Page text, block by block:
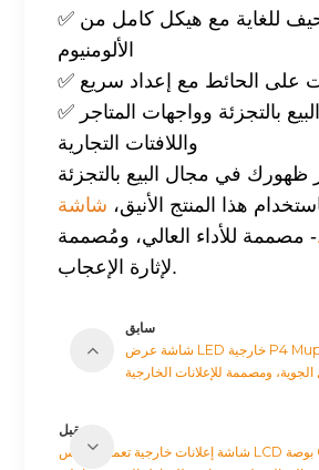
✅ تصميم نحيف للغاية مع هيكل كامل من
الألومنيوم
على الحائط مع إعداد سريع
✅ مثالي لعروض البيع بالتجزئة وواجهات المتاجر
واللافتات التجارية
ظهورك في مجال البيع بالتجزئة
هذا المنتج الأنيق، شاشة LED مثبتة
- مصممة للأداء العالي، ومُصممة
لإثارة الإعجاب.
سابق
شاشة عرض LED خارجية P4 Mupi - سطوع عالي،
ومصممة للإعلانات الخارجية
مقبل
شاشة إعلانات خارجية تعمل باللمس LCD مقاس 65 بوصة